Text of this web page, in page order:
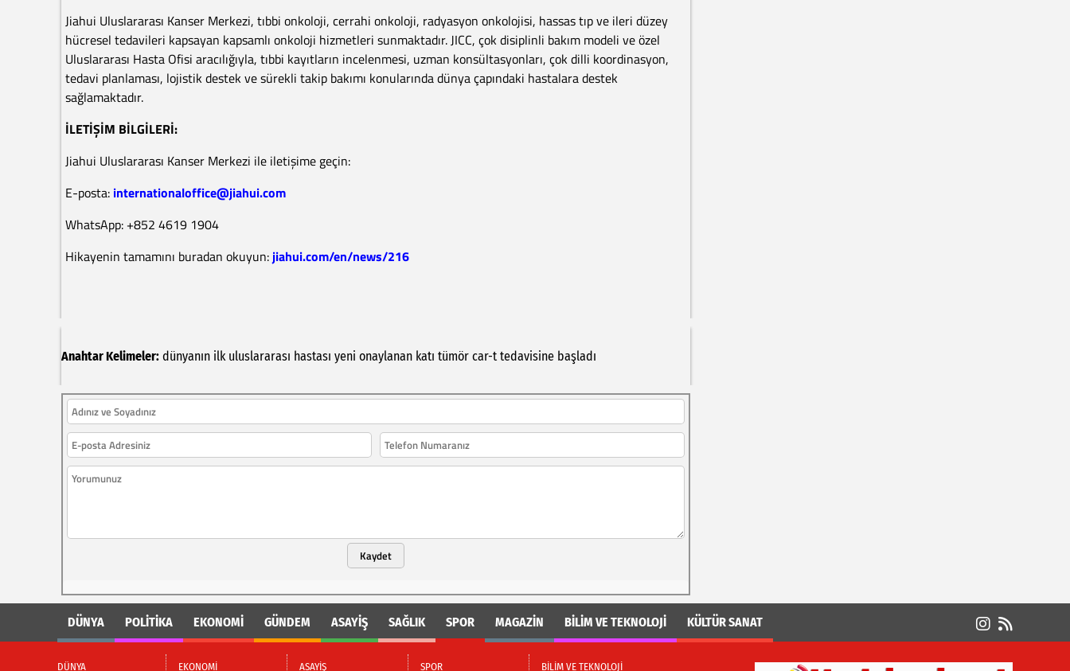
Jiahui Uluslararası Kanser Merkezi, tıbbi onkoloji, cerrahi onkoloji, radyasyon onkolojisi, hassas tıp ve ileri düzey
hücresel tedavileri kapsayan kapsamlı onkoloji hizmetleri sunmaktadır. JICC, çok disiplinli bakım modeli ve özel
Uluslararası Hasta Ofisi aracılığıyla, tıbbi kayıtların incelenmesi, uzman konsültasyonları, çok dilli koordinasyon,
tedavi planlaması, lojistik destek ve sürekli takip bakımı konularında dünya çapındaki hastalara destek
sağlamaktadır.
İLETİŞİM BİLGİLERİ:
Jiahui Uluslararası Kanser Merkezi ile iletişime geçin:
E-posta: internationaloffice@jiahui.com
WhatsApp: +852 4619 1904
Hikayenin tamamını buradan okuyun:jiahui.com/en/news/216
Anahtar Kelimeler: dünyanın ilk uluslararası hastası yeni onaylanan katı tümör car-t tedavisine başladı
Kaydet
DÜNYA POLİTİKA EKONOMİ GÜNDEM ASAYİŞ SAĞLIK SPOR MAGAZİN BİLİM VE TEKNOLOJİ KÜLTÜR SANAT
DÜNYA EKONOMİ ASAYİŞ SPOR BİLİM VE TEKNOLOJİ